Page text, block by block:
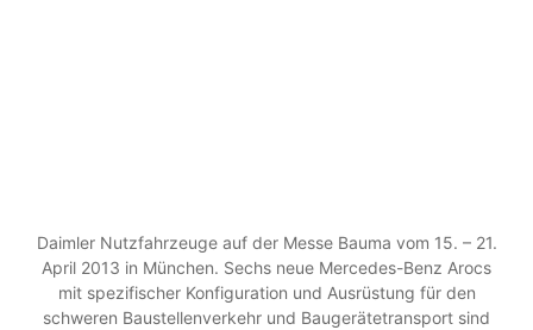
Daimler Nutzfahrzeuge auf der Messe Bauma vom 15. – 21.
April 2013 in München. Sechs neue Mercedes-Benz Arocs
mit spezifischer Konfiguration und Ausrüstung für den
schweren Baustellenverkehr und Baugerätetransport sind